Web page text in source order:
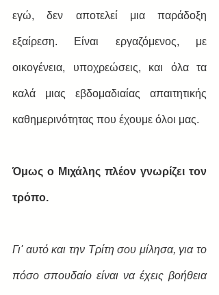
εγώ, δεν αποτελεί μια παράδοξη
εξαίρεση. Είναι εργαζόμενος, με
οικογένεια, υποχρεώσεις, και όλα τα
καλά μιας εβδομαδιαίας απαιτητικής
καθημερινότητας που έχουμε όλοι μας.
Όμως ο Μιχάλης πλέον γνωρίζει τον
τρόπο.
Γι' αυτό και την Τρίτη σου μίλησα, για το
πόσο σπουδαίο είναι να έχεις βοήθεια